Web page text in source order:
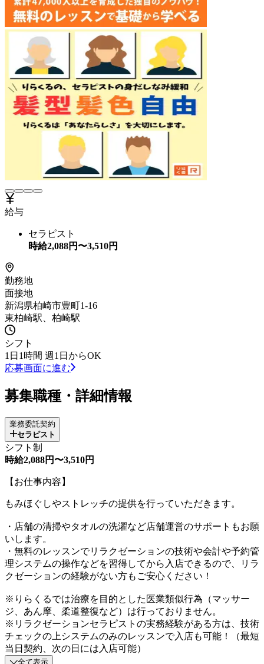
給与
セラピスト
時給2,088円〜3,510円
勤務地
面接地
新潟県柏崎市豊町1-16
東柏崎駅、柏崎駅
シフト
1日1時間 週1日からOK
応募画面に進む
募集職種・詳細情報
業務委託契約
セラピスト
シフト制
時給2,088円〜3,510円
【お仕事内容】
もみほぐしやストレッチの提供を行っていただきます。
・店舗の清掃やタオルの洗濯など店舗運営のサポートもお願
いします。
・無料のレッスンでリラクゼーションの技術や会計や予約管
理システムの操作などを習得してから入店できるので、リラ
クゼーションの経験がない方もご安心ください！
※りらくるでは治療を目的とした医業類似行為（マッサー
ジ、あん摩、柔道整復など）は行っておりません。
※リラクゼーションセラピストの実務経験がある方は、技術
チェックの上システムのみのレッスンで入店も可能！（最短
当日契約、次の日には入店可能）
全て表示